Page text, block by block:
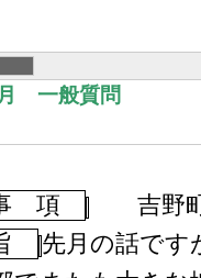
一般質問
項
吉野町
先月の話です